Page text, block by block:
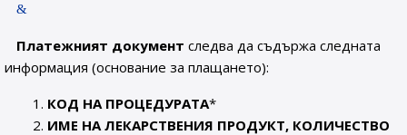
Платежният документ следва да съдържа следната
информация (основание за плащането):
КОД НА ПРОЦЕДУРАТА*
ИМЕ НА ЛЕКАРСТВЕНИЯ ПРОДУКТ, КОЛИЧЕСТВО